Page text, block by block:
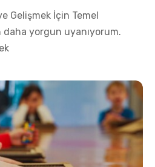
Gelişmek İçin Temel
yorgun uyanıyorum.